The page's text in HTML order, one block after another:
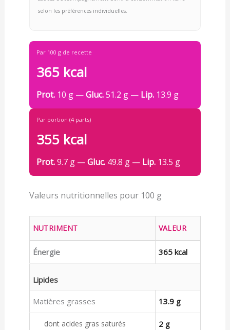
selon les préférences individuelles.
Par 100 g de recette
365 kcal
Prot.10 g —Gluc.51.2 g — Lip.13.9 g
Par portion (4 parts)
355 kcal
Prot.9.7 g —Gluc.49.8 g — Lip.13.5 g
Valeurs nutritionnelles pour 100 g
NUTRIMENT VALEUR
Énergie 365 kcal
Lipides
Matières grasses 13.9 g
dont acides gras saturés 2 g